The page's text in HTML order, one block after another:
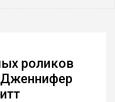
роликов